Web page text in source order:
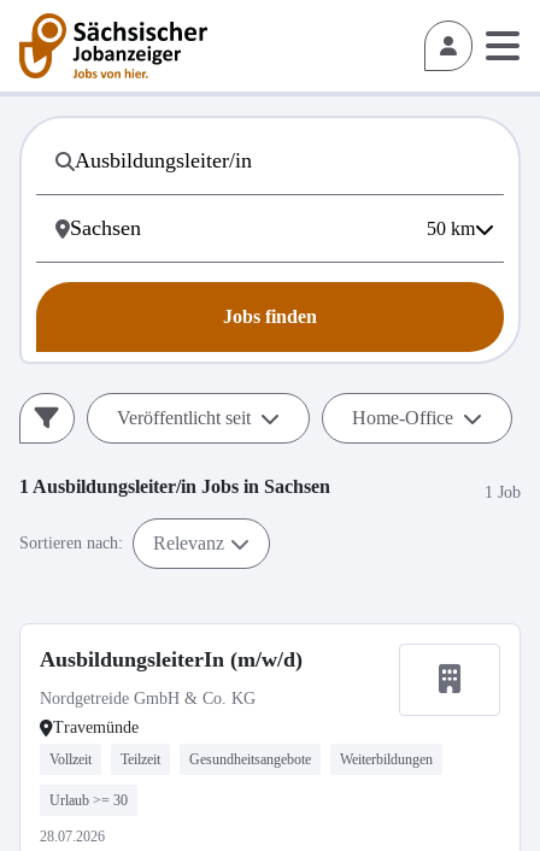
50 km
Jobs finden
Veröffentlicht seit Home-Office
1 Ausbildungsleiter/in Jobs in Sachsen 1 Job
Sortieren nach: Relevanz
AusbildungsleiterIn (m/w/d)
Nordgetreide GmbH & Co. KG
Travemünde
Vollzeit Teilzeit Gesundheitsangebote Weiterbildungen
Urlaub >= 30
28.07.2026